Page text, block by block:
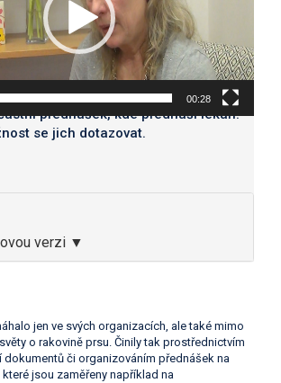
00:28
přednášek, kde přednáší lékaři.
se jich dotazovat.
verzi ▼
jen ve svých organizacích, ale také mimo
o rakovině prsu. Činily tak prostřednictvím
dokumentů či organizováním přednášek na
jsou zaměřeny například na